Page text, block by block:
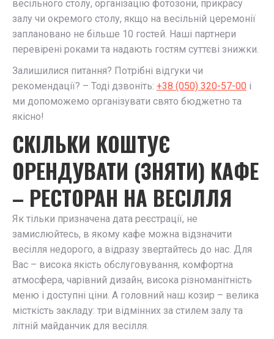
весільного столу, організацію фотозони, прикрасу
залу чи окремого столу, якщо на весільній церемонії
заплановано не більше 10 гостей. Наші партнери
перевірені роками та надають гостям суттєві знижки.
Залишилися питання? Потрібні відгуки чи
рекомендації? – Тоді дзвоніть: +38 (050) 320-57-00 і
ми допоможемо організувати свято бюджетно та
якісно!
СКІЛЬКИ КОШТУЄ
ОРЕНДУВАТИ (ЗНЯТИ) КАФЕ
– РЕСТОРАН НА ВЕСІЛЛЯ
Як тільки призначена дата реєстрації, не
замислюйтесь, в якому кафе можна відзначити
весілля недорого, а відразу звертайтесь до нас. Для
Вас – висока якість обслуговування, комфортна
атмосфера, чарівний дизайн, висока різноманітність
меню і доступні ціни. А головний наш козир – велика
місткість закладу: три відмінних за стилем залу та
літній майданчик для весілля.